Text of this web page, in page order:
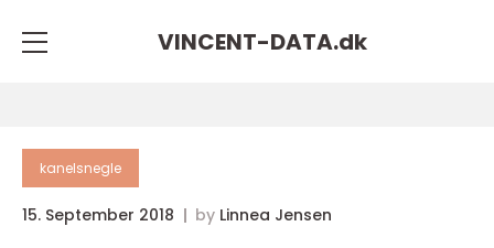
VINCENT-DATA.dk
kanelsnegle
15. September 2018 by Linnea Jensen